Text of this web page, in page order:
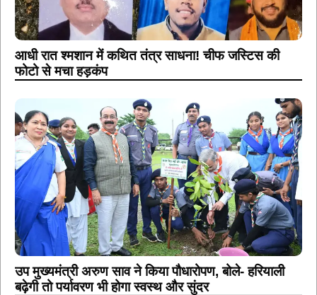
आधी रात श्मशान में कथित तंत्र साधना! चीफ जस्टिस की
फोटो से मचा हड़कंप
उप मुख्यमंत्री अरुण साव ने किया पौधारोपण, बोले- हरियाली
बढ़ेगी तो पर्यावरण भी होगा स्वस्थ और सुंदर